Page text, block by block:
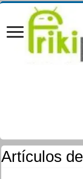
Artículos